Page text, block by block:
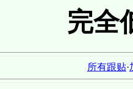
完全
所有跟贴·